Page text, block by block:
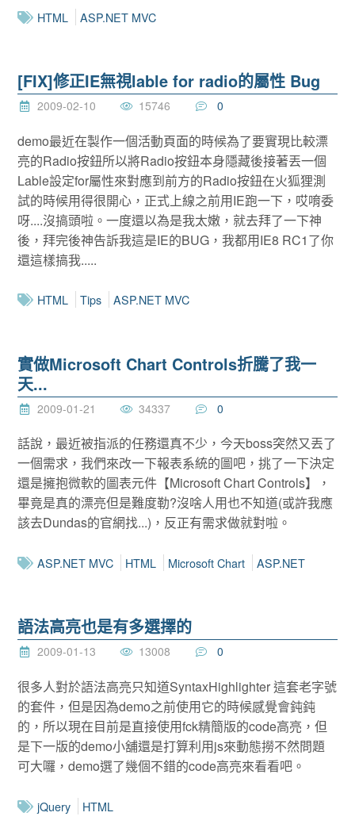
HTML ASP.NET MVC
[FIX]修正IE無視lable for radio的屬性 Bug
2009-02-10 15746 0
demo最近在製作一個活動頁面的時候為了要實現比較漂
亮的Radio按鈕所以將Radio按鈕本身隱藏後接著丟一個
Lable設定for屬性來對應到前方的Radio按鈕在火狐狸測
試的時候用得很開心，正式上線之前用IE跑一下，哎唷委
呀....沒搞頭啦。一度還以為是我太嫩，就去拜了一下神
後，拜完後神告訴我這是IE的BUG，我都用IE8 RC1了你
還這樣搞我.....
HTML Tips ASP.NET MVC
實做Microsoft Chart Controls折騰了我一
天...
2009-01-21 34337 0
話說，最近被指派的任務還真不少，今天boss突然又丟了
一個需求，我們來改一下報表系統的圖吧，挑了一下決定
還是擁抱微軟的圖表元件【Microsoft Chart Controls】，
畢竟是真的漂亮但是難度勒?沒啥人用也不知道(或許我應
該去Dundas的官網找...)，反正有需求做就對啦。
ASP.NET MVC HTML Microsoft Chart ASP.NET
語法高亮也是有多選擇的
2009-01-13 13008 0
很多人對於語法高亮只知道SyntaxHighlighter 這套老字號
的套件，但是因為demo之前使用它的時候感覺會鈍鈍
的，所以現在目前是直接使用fck精簡版的code高亮，但
是下一版的demo小舖還是打算利用js來動態撈不然問題
可大囉，demo選了幾個不錯的code高亮來看看吧。
jQuery HTML